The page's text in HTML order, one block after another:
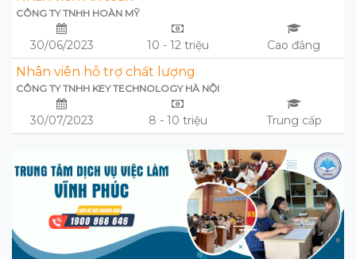
CÔNG TY TNHH HOÀN MỸ
30/06/2023 10 - 12 triệu Cao đẳng
Nhân viên hỗ trợ chất lượng
CÔNG TY TNHH KEY TECHNOLOGY HÀ NỘI
30/07/2023 8 - 10 triệu Trung cấp